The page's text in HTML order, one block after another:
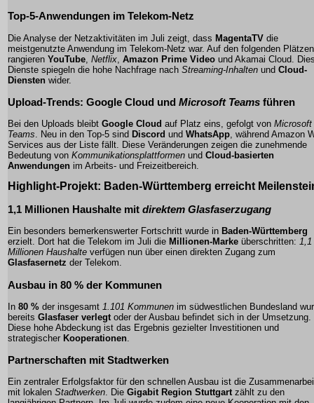
Top-5-Anwendungen im Telekom-Netz
Die Analyse der Netzaktivitäten im Juli zeigt, dass MagentaTV die
meistgenutzte Anwendung im Telekom-Netz war. Auf den folgenden Plätzen
rangieren YouTube Netflix Amazon Prime Video und Akamai Cloud .
Dienste spiegeln die hohe Nachfrage nach Streaming-Inhalten und Cloud-
Diensten wider.
Upload-Trends: Google Cloud und Microsoft Teams führen
Bei den Uploads bleibt Google Cloud auf Platz eins, gefolgt von Microsoft
Teams. Neu in den Top-5 sind Discord und WhatsApp, während Amazon
Services aus der Liste fällt. Diese Veränderungen zeigen die zunehmende
Bedeutung von Kommunikationsplattformen und Cloud-basierten
Anwendungen im Arbeits- und Freizeitbereich.
Highlight-Projekt: Baden-Württemberg erreicht
1,1 Millionen Haushalte mit direktem Glasfaserzugang
Ein besonders bemerkenswerter Fortschritt wurde in Baden-Württemberg
erzielt. Dort hat die Telekom im Juli die Millionen-Marke überschritten: 1,1
Millionen Haushalte verfügen nun über einen direkten Zugang zum
Glasfasernetz der Telekom.
Ausbau in 80 % der Kommunen
In 80 % der insgesamt 1.101 Kommunen im südwestlichen Bundesland
bereits Glasfaser verlegt oder der Ausbau befindet sich in der Umsetzung.
Diese hohe Abdeckung ist das Ergebnis gezielter Investitionen und
strategischer Kooperationen
Partnerschaften mit Stadtwerken
Ein zentraler Erfolgsfaktor für den schnellen Ausbau ist die
mit lokalen Stadtwerken. Die Gigabit Region Stuttgartzählt zu den